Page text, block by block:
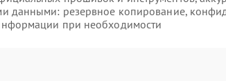
данными: резервное копирование,
при необходимости